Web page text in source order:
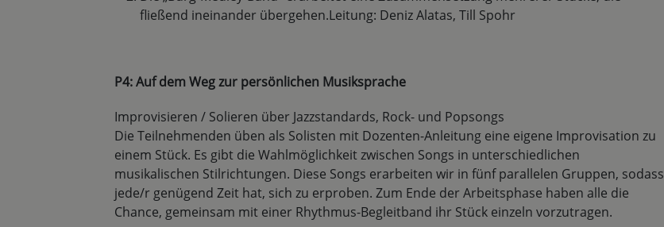
fließend ineinander übergehen.Leitung: Deniz Alatas, Till Spohr
P4: Auf dem Weg zur persönlichen Musiksprache
Improvisieren / Solieren über Jazzstandards, Rock- und Popsongs
Die Teilnehmenden üben als Solisten mit Dozenten-Anleitung eine eigene Improvisation zu
einem Stück. Es gibt die Wahlmöglichkeit zwischen Songs in unterschiedlichen
musikalischen Stilrichtungen. Diese Songs erarbeiten wir in fünf parallelen Gruppen, sodass
jede/r genügend Zeit hat, sich zu erproben. Zum Ende der Arbeitsphase haben alle die
Chance, gemeinsam mit einer Rhythmus-Begleitband ihr Stück einzeln vorzutragen.